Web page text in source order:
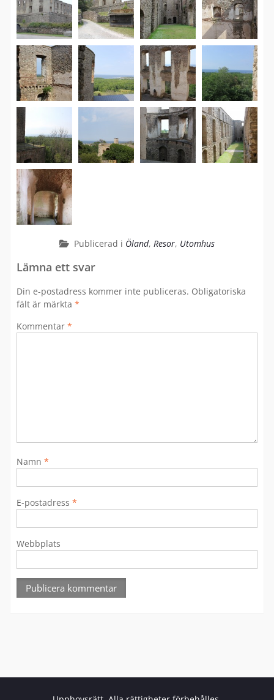
Publicerad i Öland, Resor, Utomhus
Lämna ett svar
Din e-postadress kommer inte publiceras. Obligatoriska
fält är märkta *
Kommentar *
Namn *
E-postadress *
Webbplats